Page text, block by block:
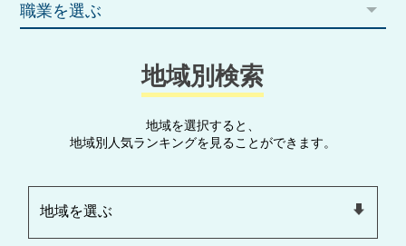
職業を選ぶ
地域別検索
地域を選択すると、
地域別人気ランキングを見ることができます。